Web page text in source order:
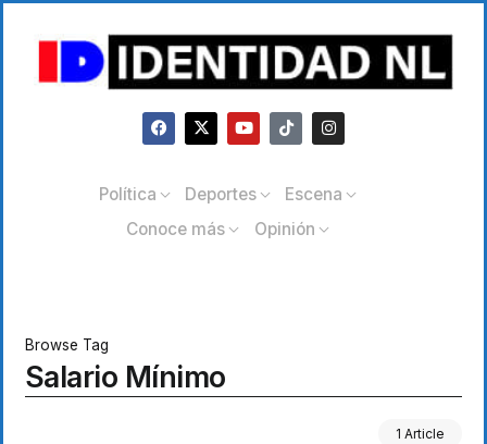
Política Deportes
Escena
Conoce más
Opinión
Browse Tag
Salario Mínimo
1 Article